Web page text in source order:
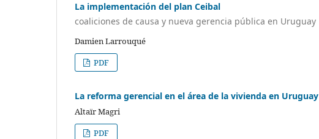
La implementación del plan Ceibal
coaliciones de causa y nueva gerencia pública en Uruguay
Damien Larrouqué
PDF
La reforma gerencial en el área de la vivienda en Uruguay
Altaïr Magri
PDF